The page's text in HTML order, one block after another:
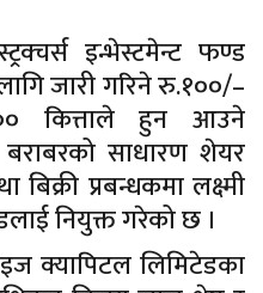
इन्भेस्टमेन्ट फण्ड
जारी गरिने रु.१००/–
कित्ताले हुन आउने
साधारण शेयर
बिक्री प्रबन्धकमा लक्ष्मी
नियुक्त गरेको छ ।
क्यापिटल लिमिटेडका